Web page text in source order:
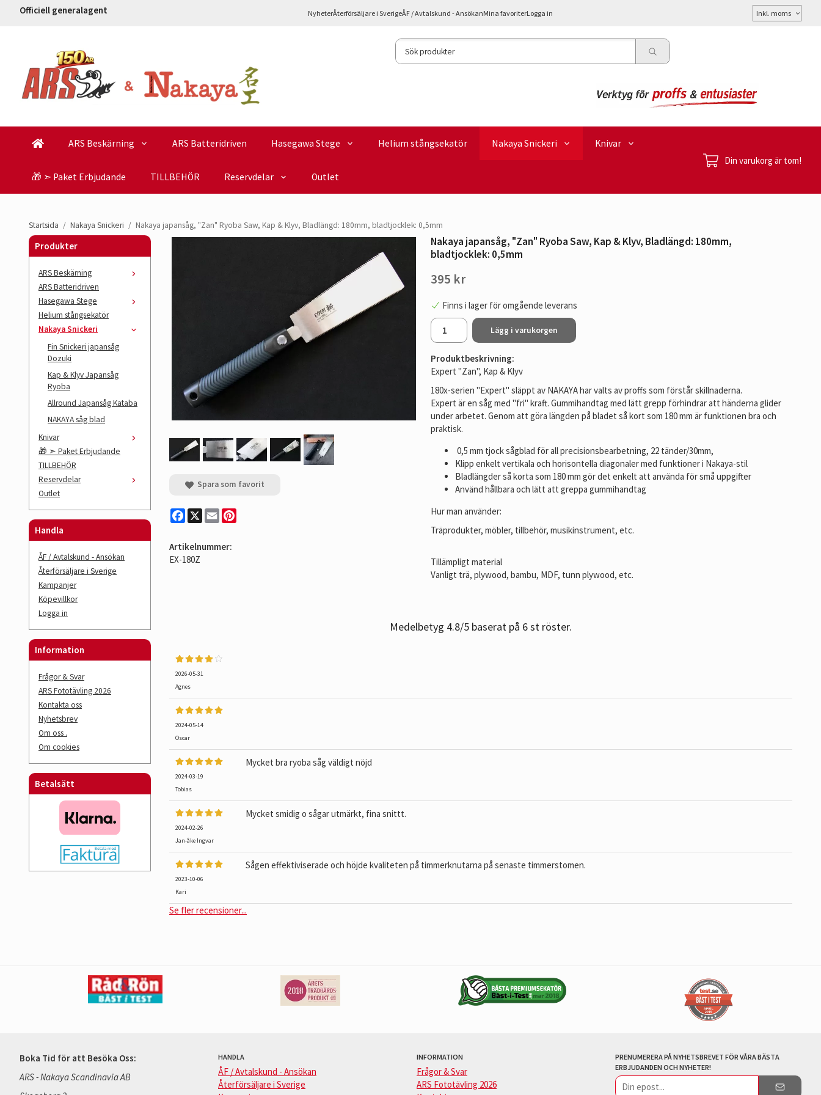
Officiell generalagent NyheterÅterförsäljare i SverigeÅF / Avtalskund - AnsökanMina favoriterLogga in
Välj
moms
ARS Beskärning ARS Batteridriven Hasegawa Stege Helium stångsekatör Nakaya Snickeri Knivar
🎁 ➣ Paket Erbjudande TILLBEHÖR Reservdelar Outlet
Din varukorg är tom!
Startsida / Nakaya Snickeri / Nakaya japansåg, "Zan" Ryoba Saw, Kap & Klyv, Bladlängd: 180mm, bladtjocklek: 0,5mm
Produkter
ARS Beskärning
ARS Batteridriven
Hasegawa Stege
Helium stångsekatör
Nakaya Snickeri
Fin Snickeri japansåg
Dozuki
Kap & Klyv Japansåg
Ryoba
Allround Japansåg Kataba
NAKAYA såg blad
Knivar
🎁 ➣ Paket Erbjudande
TILLBEHÖR
Reservdelar
Outlet
Handla
ÅF / Avtalskund - Ansökan
Återförsäljare i Sverige
Kampanjer
Köpevillkor
Logga in
Information
Frågor & Svar
ARS Fototävling 2026
Kontakta oss
Nyhetsbrev
Om oss .
Om cookies
Betalsätt
Nakaya japansåg, "Zan" Ryoba Saw, Kap & Klyv, Bladlängd: 180mm,
bladtjocklek: 0,5mm
395 kr
Finns i lager för omgående leverans
Lägg i varukorgen
Produktbeskrivning:
Expert "Zan", Kap & Klyv
180x-serien "Expert" släppt av NAKAYA har valts av proffs som förstår skillnaderna.
Expert är en såg med "fri" kraft. Gummihandtag med lätt grepp förhindrar att händerna glider
under arbetet. Genom att göra längden på bladet så kort som 180 mm är funktionen bra och
praktisk.
0,5 mm tjock sågblad för all precisionsbearbetning, 22 tänder/30mm,
Klipp enkelt vertikala och horisontella diagonaler med funktioner i Nakaya-stil
Bladlängder så korta som 180 mm gör det enkelt att använda för små uppgifter
Använd hållbara och lätt att greppa gummihandtag
Hur man använder:
Träprodukter, möbler, tillbehör, musikinstrument, etc.
Tillämpligt material
Vanligt trä, plywood, bambu, MDF, tunn plywood, etc.
Spara som favorit
Facebook
X Email
Artikelnummer:
EX-180Z
Medelbetyg 4.8/5 baserat på 6st röster.
2026-05-31
Agnes
2024-05-14
Oscar
2024-03-19
Tobias
Mycket bra ryoba såg väldigt nöjd
2024-02-26
Jan-åke Ingvar
Mycket smidig o sågar utmärkt, fina snittt.
2023-10-06
Kari
Sågen effektiviserade och höjde kvaliteten på timmerknutarna på senaste timmerstomen.
Se fler recensioner...
Boka Tid för att Besöka Oss:
ARS - Nakaya Scandinavia AB
HANDLA
ÅF / Avtalskund - Ansökan
Återförsäljare i Sverige
INFORMATION
Frågor & Svar
ARS Fototävling 2026
PRENUMERERA PÅ NYHETSBREVET FÖR VÅRA BÄSTA
ERBJUDANDEN OCH NYHETER!
E-